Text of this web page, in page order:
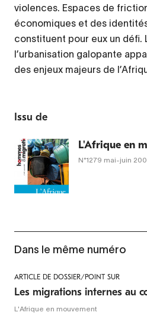
violences. Espaces de
économiques et des
constituent pour eux un défi.
l’urbanisation galopante
des enjeux majeurs de
Issu de
L'Afrique en
N°1279 mai-juin
Dans le même numéro
ARTICLE DE DOSSIER/POINT SUR
Les migrations internes au
L'Afrique en mouvement